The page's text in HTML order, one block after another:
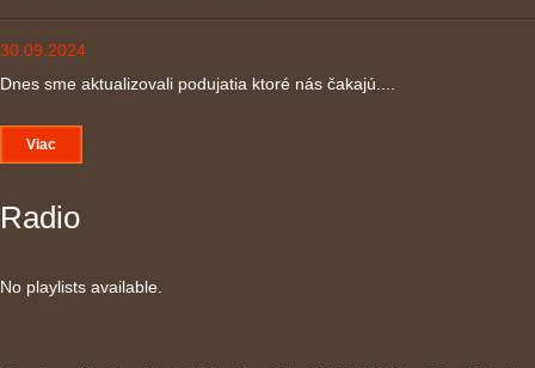
30.09.2024
Dnes sme aktualizovali podujatia ktoré nás čakajú....
Viac
Radio
No playlists available.